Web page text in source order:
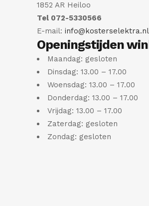
1852 AR Heiloo
Tel 072-5330566
E-mail: info@kosterselektra.nl
Openingstijden
Maandag: gesloten
Dinsdag: 13.00 – 17.00
Woensdag: 13.00 – 17.00
Donderdag: 13.00 – 17.00
Vrijdag: 13.00 – 17.00
Zaterdag: gesloten
Zondag: gesloten